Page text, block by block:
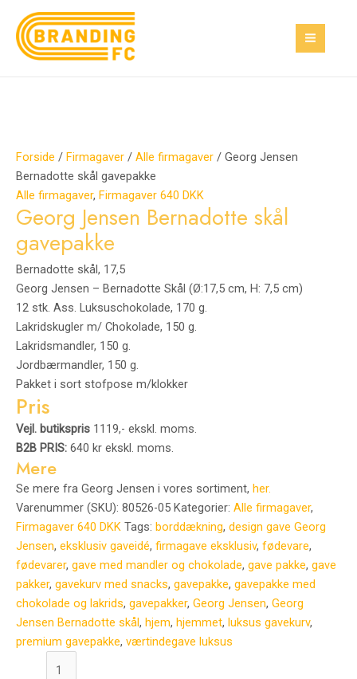
indholdet
Forside / Firmagaver / Alle firmagaver / Georg Jensen
Bernadotte skål gavepakke
Alle firmagaver, Firmagaver 640 DKK
Georg Jensen Bernadotte skål
gavepakke
Bernadotte skål, 17,5
Georg Jensen – Bernadotte Skål (Ø:17,5 cm, H: 7,5 cm)
12 stk. Ass. Luksuschokolade, 170 g.
Lakridskugler m/ Chokolade, 150 g.
Lakridsmandler, 150 g.
Jordbærmandler, 150 g.
Pakket i sort stofpose m/klokker
Pris
Vejl. butikspris 1119,- ekskl. moms.
B2B PRIS: 640 kr ekskl. moms.
Mere
Se mere fra Georg Jensen i vores sortiment, her.
Varenummer (SKU): 80526-05 Kategorier: Alle firmagaver,
Firmagaver 640 DKK Tags: borddækning, design gave Georg
Jensen, eksklusiv gaveidé, firmagave eksklusiv, fødevare,
fødevarer, gave med mandler og chokolade, gave pakke, gave
pakker, gavekurv med snacks, gavepakke, gavepakke med
chokolade og lakrids, gavepakker, Georg Jensen, Georg
Jensen Bernadotte skål, hjem, hjemmet, luksus gavekurv,
premium gavepakke, værtindegave luksus
Georg
Jensen
Bernadotte
Tilbud!
Tilbud!
Den
oprindelige
pris